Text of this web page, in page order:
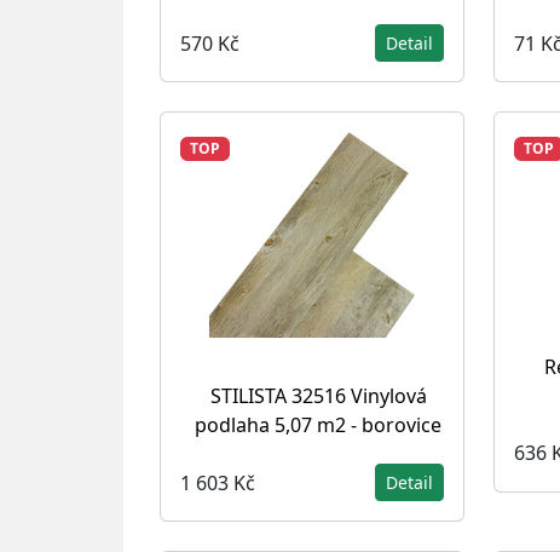
570 Kč Detail 71 Kč
TOP
STILISTA 32516 Vinylová
podlaha 5,07 m2 - borovice
1 603 Kč Detail
TOP
636